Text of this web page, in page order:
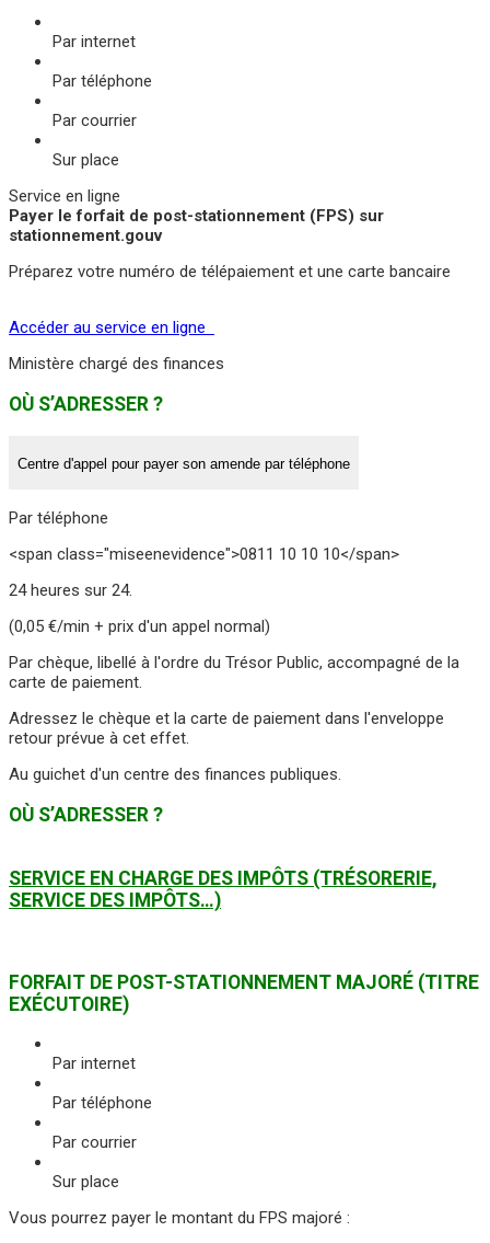
Par internet
Par téléphone
Par courrier
Sur place
Service en ligne
Payer le forfait de post-stationnement (FPS) sur
stationnement.gouv
Préparez votre numéro de télépaiement et une carte bancaire
Accéder au service en ligne
Ministère chargé des finances
OÙ S’ADRESSER ?
Centre d'appel pour payer son amende par téléphone
Par téléphone
<span class="miseenevidence">0811 10 10 10</span>
24 heures sur 24.
(0,05 €/min + prix d'un appel normal)
Par chèque, libellé à l'ordre du Trésor Public, accompagné de la
carte de paiement.
Adressez le chèque et la carte de paiement dans l'enveloppe
retour prévue à cet effet.
Au guichet d'un centre des finances publiques.
OÙ S’ADRESSER ?
SERVICE EN CHARGE DES IMPÔTS (TRÉSORERIE,
SERVICE DES IMPÔTS…)
FORFAIT DE POST-STATIONNEMENT MAJORÉ (TITRE
EXÉCUTOIRE)
Par internet
Par téléphone
Par courrier
Sur place
Vous pourrez payer le montant du FPS majoré :